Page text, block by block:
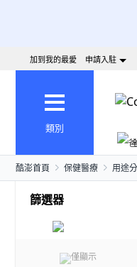
加到我的最愛 申請入駐
類別
酷澎首頁 保健醫療 用途
篩選器
僅顯示